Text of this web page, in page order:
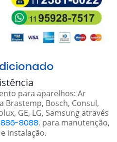
para aparelhos: Ar
Brastemp, Bosch, Consul,
GE, LG, Samsung através
8088, para manutenção,
instalação.